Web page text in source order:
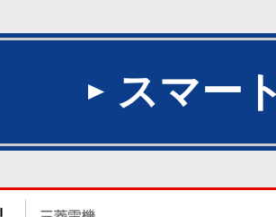
スマー